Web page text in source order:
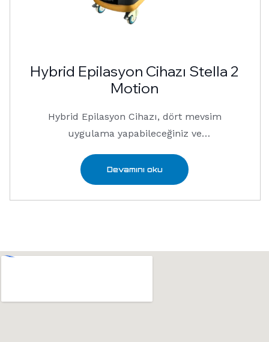
Hybrid Epilasyon Cihazı Stella 2
Motion
Hybrid Epilasyon Cihazı, dört mevsim
uygulama yapabileceğiniz ve
Devamını oku